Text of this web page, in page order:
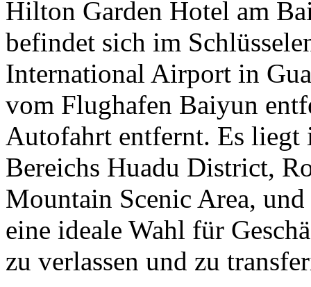
Hilton Garden Hotel am
befindet sich im
International Airport in
vom Flughafen Baiyun
Autofahrt entfernt. Es liegt
Bereichs Huadu District,
Mountain Scenic Area,
eine ideale Wahl für
zu verlassen und zu